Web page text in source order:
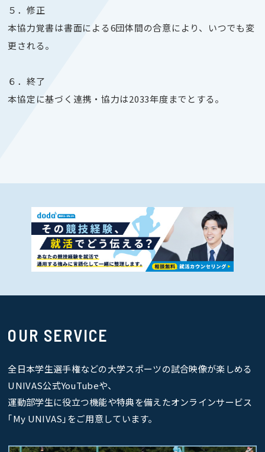
５．修正
本協力覚書は書面による6団体間の合意により、いつでも変
更される。
６．終了
本協定に基づく連携・協力は2033年度までとする。
OUR SERVICE
全日本学生選手権などの大学スポーツの試合映像が楽しめる
UNIVAS公式YouTubeや、
運動部学生に役立つ機能や特典を備えたオンラインサービス
｢My UNIVAS｣をご用意しています。